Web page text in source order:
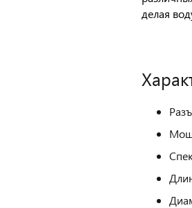
делая